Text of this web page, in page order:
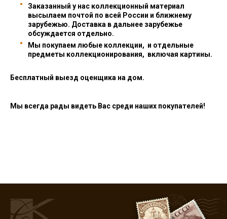
Заказанный у нас коллекционный материал
высылаем почтой по всей России и ближнему
зарубежью. Доставка в дальнее зарубежье
обсуждается отдельно.
Мы покупаем любые коллекции, и отдельные
предметы коллекционирования, включая картины.
Бесплатный выезд оценщика на дом.
Мы всегда рады видеть Вас среди наших покупателей!